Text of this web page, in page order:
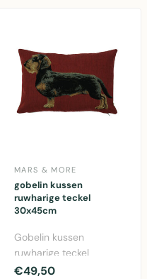
MARS & MORE
gobelin kussen
ruwharige teckel
30x45cm
Gobelin kussen
ruwharige teckel
30x45cm van Mars &
€49,50